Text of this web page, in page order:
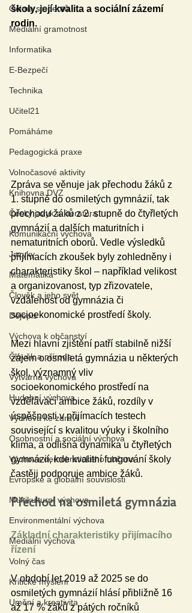
Očima studentů
Mediální gramotnost
Informatika
E-Bezpečí
Technika
Učitel21
Pomáháme
Pedagogická praxe
Volnočasové aktivity
Knihovna DVZ
Český jazyk a literatura
Komunikační výchova
Jazyky
Matematika
Člověk a jeho svět
Dějepis
Výchova k občanství
Člověk a příroda
Výtvarná výchova
Hudební výchova
Výchova ke zdraví
Osobnostní a sociální výchova
Výchova demokratického občana
Evropské a globální souvislosti
Multikulturní výchova
Environmentální výchova
Mediální výchova
Volný čas
Kritické myšlení
Umění a kreativita
školy, její kvalita a sociální zázemí
rodin.
Zpráva se věnuje jak přechodu žáků z
1. stupně do osmiletých gymnázií, tak
přechodu žáků z 2. stupně do čtyřletých
gymnázií a dalších maturitních i
nematuritních oborů. Vedle výsledků
přijímacích zkoušek byly zohledněny i
charakteristiky škol – například velikost
a organizovanost, typ zřizovatele,
vzdálenost od gymnázia či
socioekonomické prostředí školy.
Mezi hlavní zjištění patří stabilně nižší
zájem o osmiletá gymnázia u některých
škol, významný vliv
socioekonomického prostředí na
vzdělávací ambice žáků, rozdíly v
úspěšnosti v přijímacích testech
související s kvalitou výuky i školního
klima, a odlišná dynamika u čtyřletých
gymnázií, kde kvalitní fungování školy
častěji podporuje ambice žáků.
Přechod na osmiletá gymnázia
Základní charakteristiky přijímacího
řízení
V období let 2019 až 2025 se do
osmiletých gymnázií hlásí přibližně 16
až 17 % žáků z pátých ročníků